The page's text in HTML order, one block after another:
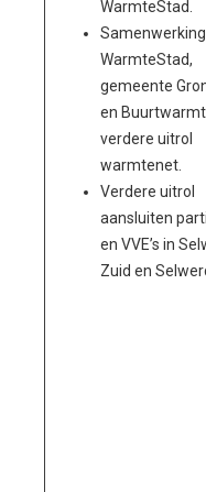
WarmteStad.
WarmteStad,
gemeente
en
verdere uitrol
warmtenet.
Verdere uitrol
aansluiten
en VVE’s in
Zuid en